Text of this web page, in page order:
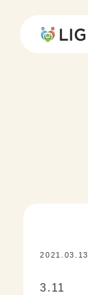
2021.03.13
3.11